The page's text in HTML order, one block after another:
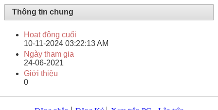
Thông tin chung
Hoạt động cuối
10-11-2024 03:22:13 AM
Ngày tham gia
24-06-2021
Giới thiệu
0